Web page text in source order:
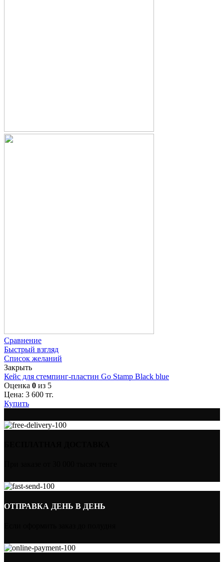
Сравнение
Быстрый взгляд
Список желаний
Закрыть
Кейс для стемпинг-пластин Go Stamp Black blue
Оценка 0 из 5
Цена: 3 600 тг.
Купить
ОТПРАВКА ДЕНЬ В ДЕНЬ